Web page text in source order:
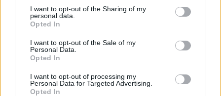
I want to opt-out of the Sharing of my
personal data.
Opted In
I want to opt-out of the Sale of my
Personal Data.
Opted In
I want to opt-out of processing my
Personal Data for Targeted Advertising.
Opted In